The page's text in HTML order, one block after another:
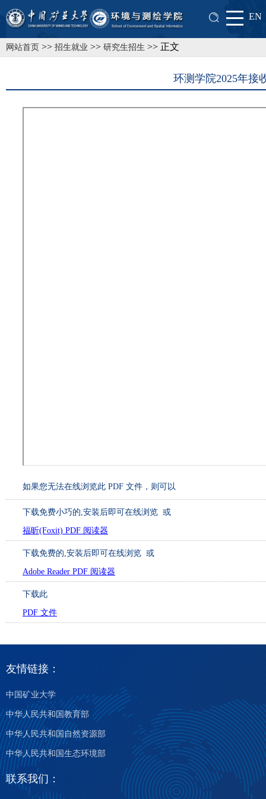
EN
网站首页 >> 招生就业 >> 研究生招生 >> 正文
环测学院2025年接
如果您无法在线浏览此 PDF 文件，则可以
下载免费小巧的
福昕(Foxit) PDF 阅读器
,安装后即可在线浏览 或
下载免费的
Adobe Reader PDF 阅读器
,安装后即可在线浏览 或
下载此
PDF 文件
友情链接：
中国矿业大学
中华人民共和国教育部
中华人民共和国自然资源部
中华人民共和国生态环境部
联系我们：